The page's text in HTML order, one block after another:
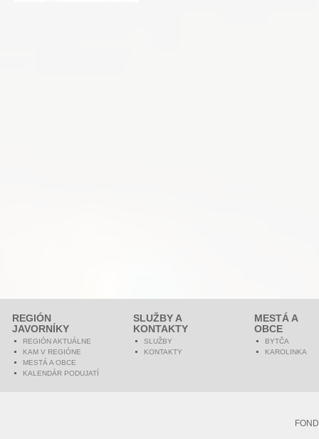
REGIÓN
JAVORNÍKY
REGIÓN AKTUÁLNE
KAM V REGIÓNE
MESTÁ A OBCE
KALENDÁR PODUJATÍ
SLUŽBY A
KONTAKTY
SLUŽBY
KONTAKTY
MESTÁ A
OBCE
BYTČA
KAROLINKA